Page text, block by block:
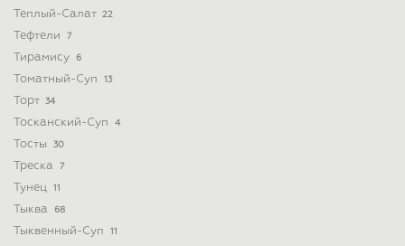
Теплый-Салат 22
Тефтели 7
Тирамису 6
Томатный-Суп 13
Торт 34
Тосканский-Суп 4
Тосты 30
Треска 7
Тунец 11
Тыква 68
Тыквенный-Суп 11